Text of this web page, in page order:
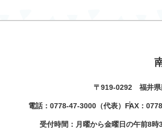
〒919-0292 福井県
電話： 0778-47-3000 （代表） FAX：
受付時間：月曜から金曜日の午前8時